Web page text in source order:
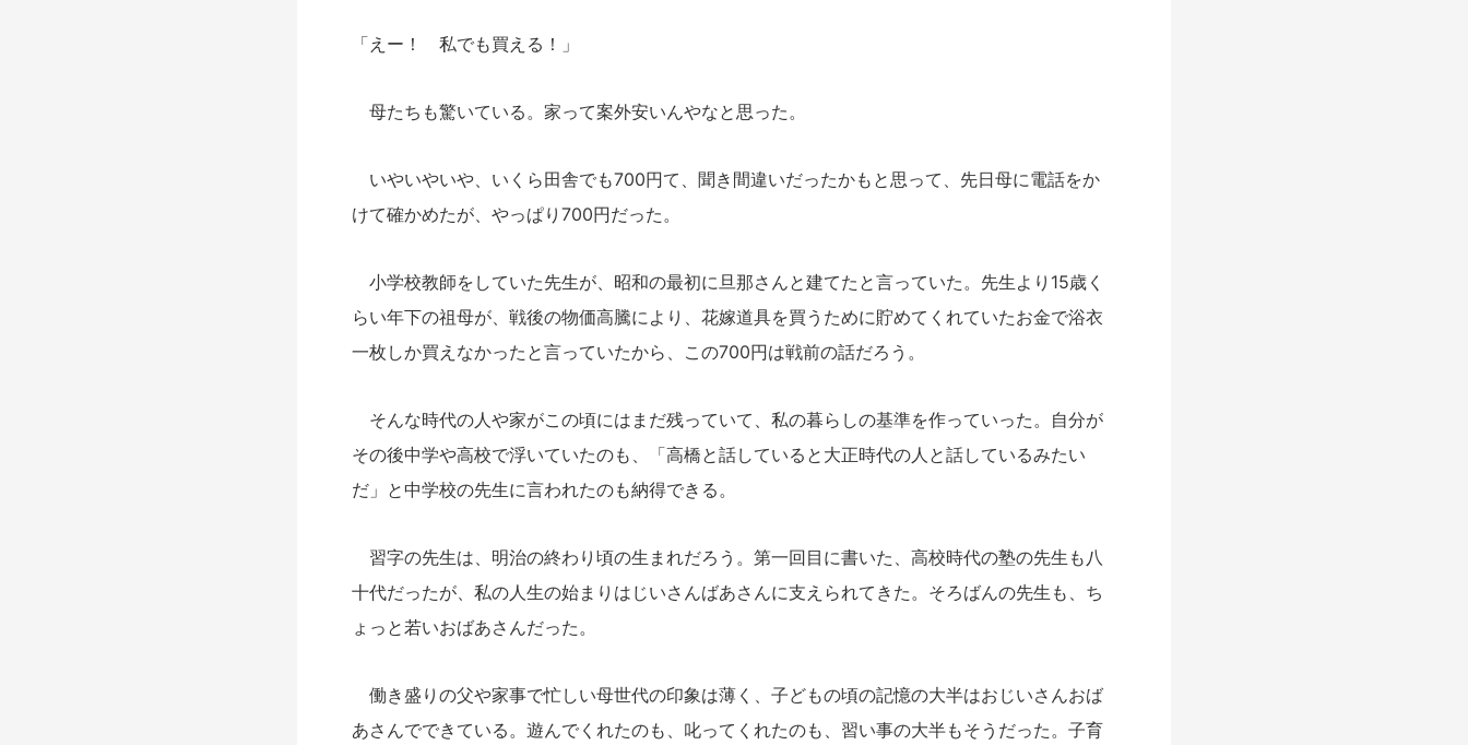
「えー！ 私でも買える！」
母たちも驚いている。家って案外安いんやなと思った。
いやいやいや、いくら田舎でも700円て、聞き間違いだったかもと思って、先日母に電話をか
けて確かめたが、やっぱり700円だった。
小学校教師をしていた先生が、昭和の最初に旦那さんと建てたと言っていた。先生より15歳く
らい年下の祖母が、戦後の物価高騰により、花嫁道具を買うために貯めてくれていたお金で浴衣
一枚しか買えなかったと言っていたから、この700円は戦前の話だろう。
そんな時代の人や家がこの頃にはまだ残っていて、私の暮らしの基準を作っていった。自分が
その後中学や高校で浮いていたのも、「高橋と話していると大正時代の人と話しているみたい
だ」と中学校の先生に言われたのも納得できる。
習字の先生は、明治の終わり頃の生まれだろう。第一回目に書いた、高校時代の塾の先生も八
十代だったが、私の人生の始まりはじいさんばあさんに支えられてきた。そろばんの先生も、ち
ょっと若いおばあさんだった。
働き盛りの父や家事で忙しい母世代の印象は薄く、子どもの頃の記憶の大半はおじいさんおば
あさんでできている。遊んでくれたのも、叱ってくれたのも、習い事の大半もそうだった。子育